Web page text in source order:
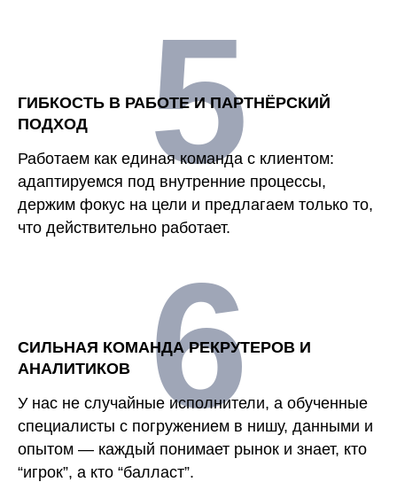
ГИБКОСТЬ В РАБОТЕ И ПАРТНЁРСКИЙ
ПОДХОД
Работаем как единая команда с клиентом:
адаптируемся под внутренние процессы,
держим фокус на цели и предлагаем только то,
что действительно работает.
5
СИЛЬНАЯ КОМАНДА РЕКРУТЕРОВ И
АНАЛИТИКОВ
У нас не случайные исполнители, а обученные
специалисты с погружением в нишу, данными и
опытом — каждый понимает рынок и знает, кто
“игрок”, а кто “балласт”.
6